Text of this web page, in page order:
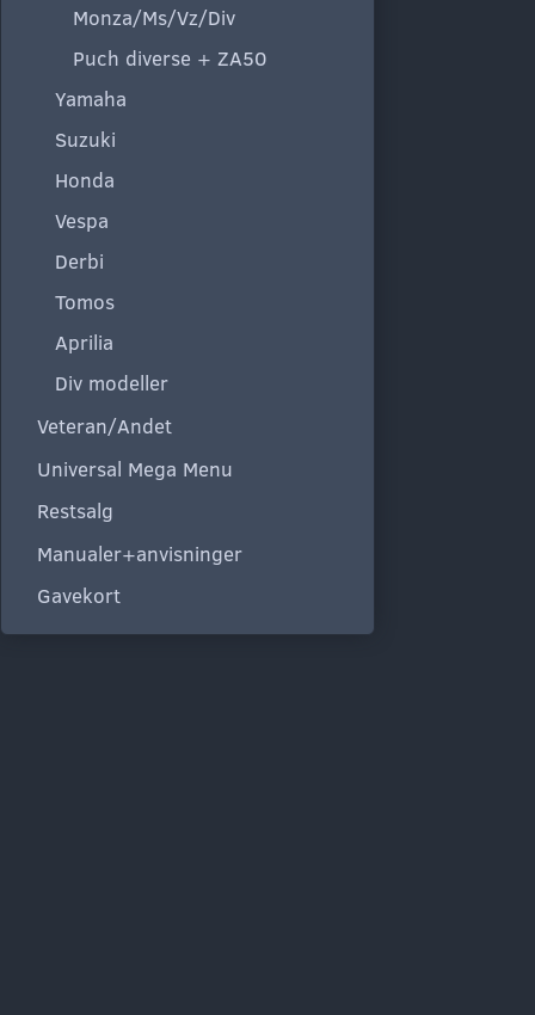
Monza/Ms/Vz/Div
Puch diverse + ZA50
Yamaha
Suzuki
Honda
Vespa
Derbi
Tomos
Aprilia
Div modeller
Veteran/Andet
Universal Mega Menu
Restsalg
Manualer+anvisninger
Gavekort